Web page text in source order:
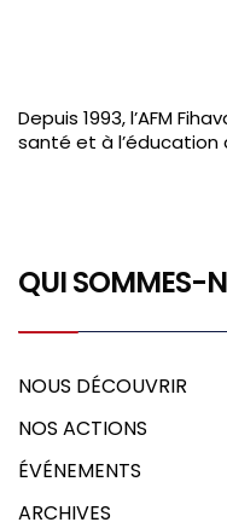
Depuis 1993, l’AFM
santé et à
QUI SOMMES-
NOUS DÉCOUVRIR
NOS ACTIONS
ÉVÉNEMENTS
ARCHIVES